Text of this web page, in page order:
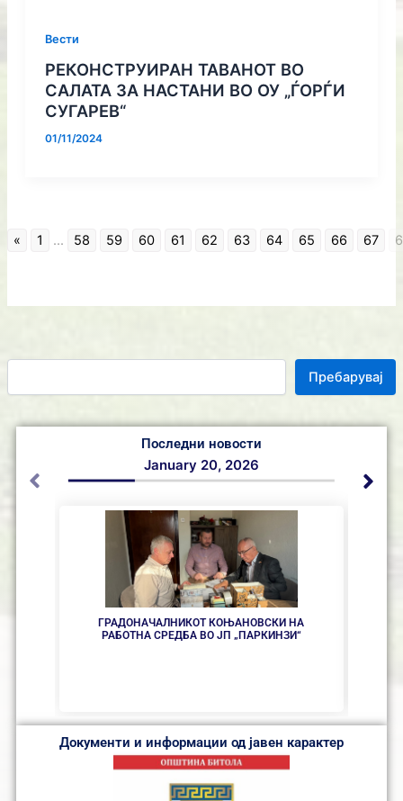
Пребарувај
Последни новости
ГРАДОНАЧАЛНИКОТ КОЊАНОВСКИ НА
РАБОТНА СРЕДБА ВО ЈП „ПАРКИНЗИ“
January 20, 2026
Документи и информации од јавен карактер
Вести
РЕКОНСТРУИРАН ТАВАНОТ ВО
САЛАТА ЗА НАСТАНИ ВО ОУ „ЃОРЃИ
СУГАРЕВ“
01/11/2024
« 1 ... 58 59 60 61 62 63 64 65 66 67